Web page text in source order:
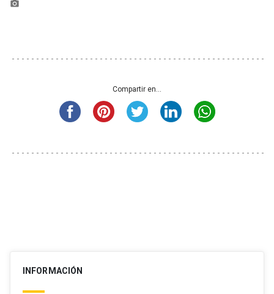
photo_camera
Compartir en...
INFORMACIÓN